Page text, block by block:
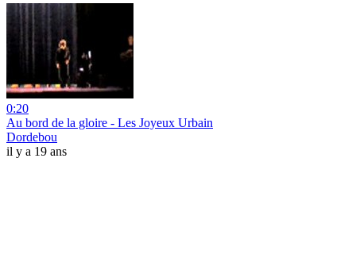
0:20
Au bord de la gloire - Les Joyeux Urbain
Dordebou
il y a 19 ans